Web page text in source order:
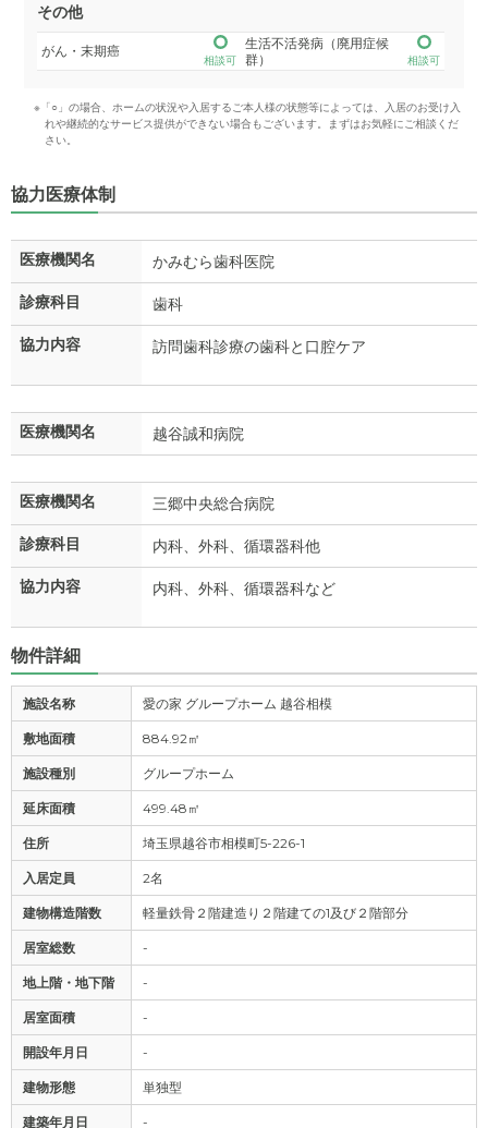
その他
がん・末期癌
相談可
生活不活発病（廃用症候
群）
相談可
※「○」の場合、ホームの状況や入居するご本人様の状態等によっては、入居のお受け入
れや継続的なサービス提供ができない場合もございます。まずはお気軽にご相談くだ
さい。
協力医療体制
医療機関名 かみむら歯科医院
診療科目 歯科
協力内容 訪問歯科診療の歯科と口腔ケア
医療機関名 越谷誠和病院
医療機関名 三郷中央総合病院
診療科目 内科、外科、循環器科他
協力内容 内科、外科、循環器科など
物件詳細
施設名称 愛の家 グループホーム 越谷相模
敷地面積 884.92㎡
施設種別 グループホーム
延床面積 499.48㎡
住所 埼玉県越谷市相模町5-226-1
入居定員 2名
建物構造階数 軽量鉄骨２階建造り２階建ての1及び２階部分
居室総数 -
地上階・地下階 -
居室面積 -
開設年月日 -
建物形態 単独型
建築年月日 -